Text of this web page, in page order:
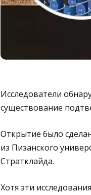
Исследователи
существование
Открытие было
из Пизанского
Стратклайда.
Хотя эти